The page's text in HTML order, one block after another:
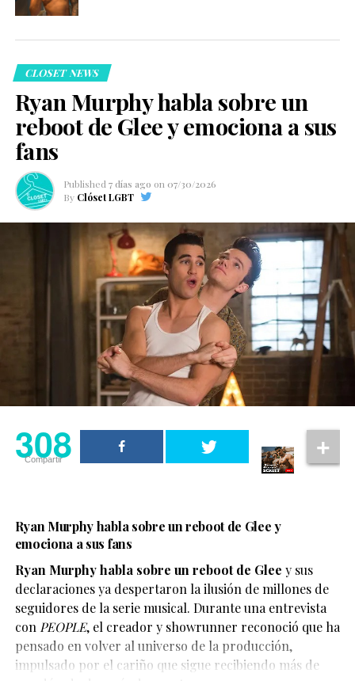
CLOSET NEWS
Ryan Murphy habla sobre un
reboot de Glee y emociona a sus
fans
Published 7 días ago on 07/30/2026
By Clóset LGBT
308
Compartir
Ryan Murphy habla sobre un reboot de Glee y
emociona a sus fans
Ryan Murphy habla sobre un reboot de Glee y sus
declaraciones ya despertaron la ilusión de millones de
seguidores de la serie musical. Durante una entrevista
con PEOPLE, el creador y showrunner reconoció que ha
pensado en volver al universo de la producción,
impulsado por el cariño que sigue recibiendo más de